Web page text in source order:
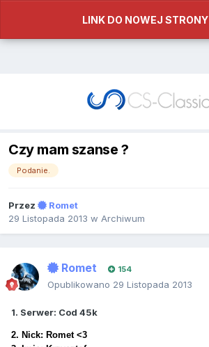
LINK DO NOWEJ STRONY
Czy mam szanse ?
Podanie.
Przez
Romet
29 Listopada 2013 w Archiwum
Romet 154
Opublikowano 29 Listopada 2013
1. Serwer: Cod 45k
2. Nick: Romet <3